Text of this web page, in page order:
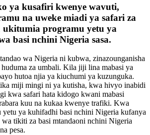
ya kusafiri kwenye wavuti,
na uweke miadi ya safari za
ukitumia programu yetu ya
basi nchini Nigeria sasa.
wa Nigeria ni kubwa, zinazounganisha
za umbali. Kila jiji lina mabasi ya
hutoa njia ya kiuchumi ya kuzunguka.
miji mingi ni ya kutisha, kwa hivyo inabidi
kwa safari hata kidogo kwani mabasi
kuu na kukaa kwenye trafiki. Kwa
ya kuhifadhi basi nchini Nigeria kufanya
tikiti za basi mtandaoni nchini Nigeria
pesa.